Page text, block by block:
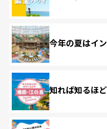
今年の夏はイ
知れば知るほ